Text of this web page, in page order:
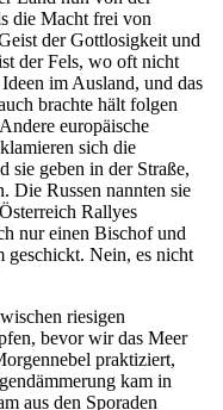
die Macht frei von
der Gottlosigkeit und
der Fels, wo oft nicht
im Ausland, und das
brachte hält folgen
europäische
sich die
sie geben in der Straße,
Die Russen nannten sie
Rallyes
nur einen Bischof und
geschickt. Nein, es nicht
riesigen
bevor wir das Meer
praktiziert,
kam in
aus den Sporaden